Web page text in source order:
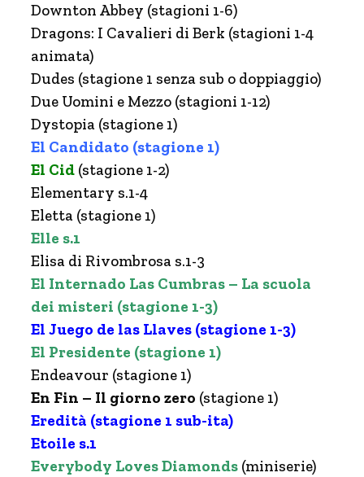
Downton Abbey (stagioni 1-6)
Dragons: I Cavalieri di Berk (stagioni 1-4
animata)
Dudes (stagione 1 senza sub o doppiaggio)
Due Uomini e Mezzo (stagioni 1-12)
Dystopia (stagione 1)
El Candidato (stagione 1)
El Cid (stagione 1-2)
Elementary s.1-4
Eletta (stagione 1)
Elle s.1
Elisa di Rivombrosa s.1-3
El Internado Las Cumbras – La scuola
dei misteri (stagione 1-3)
El Juego de las Llaves (stagione 1-3)
El Presidente (stagione 1)
Endeavour (stagione 1)
En Fin – Il giorno zero (stagione 1)
Eredità (stagione 1 sub-ita)
Etoile s.1
Everybody Loves Diamonds (miniserie)